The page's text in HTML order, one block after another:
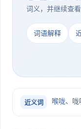
词义，并继续查
词语解释
近义词 喉咙、咙